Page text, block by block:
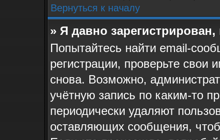
Вернуться к началу
» Я давно
Попытайтесь найти email-
регистрации, проверьте свои
снова. Возможно,
учётную запись по каким-то
периодически удаляют
оставляющих сообщения,